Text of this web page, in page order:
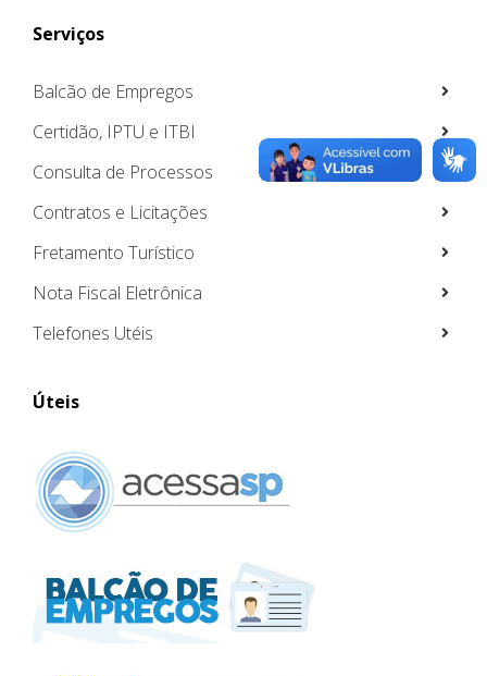
Serviços
Balcão de Empregos
Certidão, IPTU e ITBI
Consulta de Processos
Contratos e Licitações
Fretamento Turístico
Nota Fiscal Eletrônica
Telefones Utéis
Úteis